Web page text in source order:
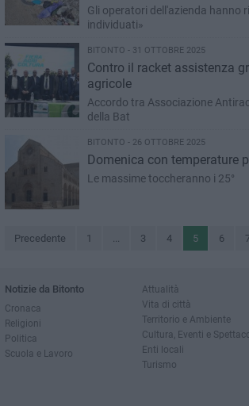
Gli operatori dell'azienda hanno
individuati»
BITONTO - 31 OTTOBRE 2025
Contro il racket assistenza
agricole
Accordo tra Associazione
della Bat
BITONTO - 26 OTTOBRE 2025
Domenica con temperature
Le massime toccheranno i 25°
Precedente 1 ... 3 4 5 6
Notizie da Bitonto
Cronaca
Religioni
Politica
Scuola e Lavoro
Attualità
Vita di città
Territorio e Ambiente
Cultura, Eventi e
Enti locali
Turismo